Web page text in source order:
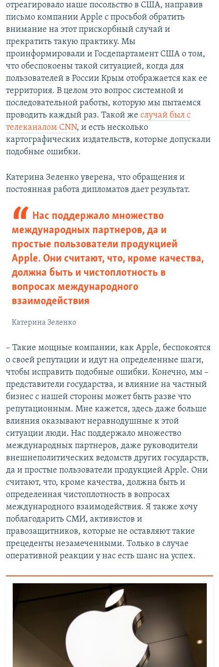
отреагировало наше посольство в США, направив
письмо компании Apple с просьбой обратить
внимание на этот прискорбный случай и
прекратить такую практику. Мы
проинформировали и Госдепартамент США о том,
что обеспокоены такой ситуацией, когда для
пользователей в России Крым отображается как ее
территория. В целом это вопрос системной и
последовательной работы, которую мы пытаемся
проводить каждый раз. Такой же случай был с
телеканалом CNN, и есть несколько
картографических издательств, которые допускали
подобные ошибки.
Катерина Зеленко уверена, что обращения и
постоянная работа дипломатов дает результат.
Нас поддержало множество
международных партнеров, да и
простые пользователи продукцией
Apple. Они считают, что, кроме качества,
должна быть и чистоплотность в
вопросах международного
взаимодействия
Катерина Зеленко
– Такие мощные компании, как Apple, беспокоятся
о своей репутации и идут на определенные шаги,
чтобы исправить подобные ошибки. Конечно, мы –
представители государства, и влияние на частный
бизнес с нашей стороны может быть разве что
репутационным. Мне кажется, здесь даже больше
влияния оказывают неравнодушные к этой
ситуации люди. Нас поддержало множество
международных партнеров, даже руководители
внешнеполитических ведомств других государств,
да и простые пользователи продукцией Apple. Они
считают, что, кроме качества, должна быть и
определенная чистоплотность в вопросах
международного взаимодействия. Я также хочу
поблагодарить СМИ, активистов и
правозащитников, которые не оставляют такие
прецеденты незамеченными. Только в случае
оперативной реакции у нас есть шанс на успех.